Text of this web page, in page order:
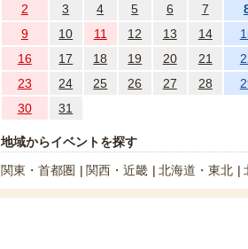
2
3 4 5 6 7
9
10 11 12 13 14
16
17 18 19 20 21
23
24 25 26 27 28
30
31
地域からイベントを探す
関東・首都圏
関西・近畿 北海道・東北